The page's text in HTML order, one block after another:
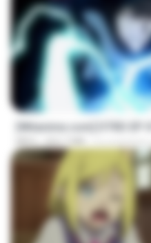
[Witanime.com] DTRD EP
MP4 262.7 MB il y a